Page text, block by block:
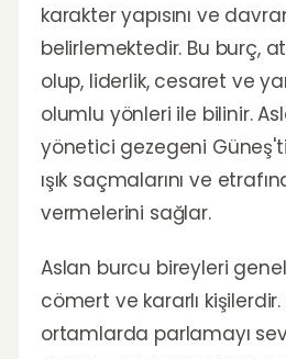
karakter yapısını ve
belirlemektedir. Bu burç,
olup, liderlik, cesaret ve
olumlu yönleri ile bilinir.
yönetici gezegeni
ışık saçmalarını ve
vermelerini sağlar.
Aslan burcu bireyleri
cömert ve kararlı kişilerdir.
ortamlarda parlamayı